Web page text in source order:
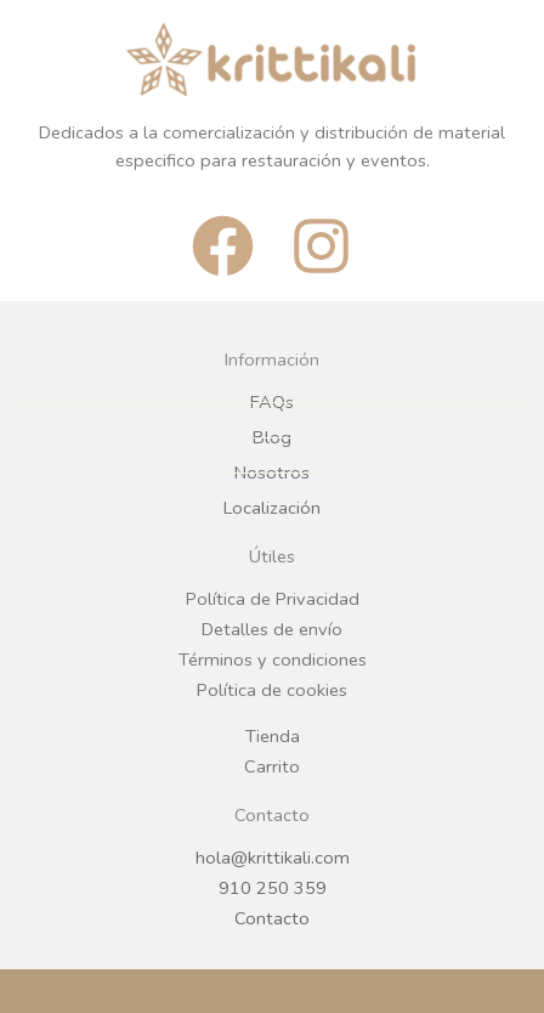
Dedicados a la comercialización y distribución de material
especifico para restauración y eventos.
F
a
c
e
b
o
o
k
I
n
g
r
a
Información
FAQs
Blog
Nosotros
Localización
Útiles
Política de Privacidad
Detalles de envío
Términos y condiciones
Política de cookies
Tienda
Carrito
Contacto
hola@krittikali.com
910 250 359
Contacto